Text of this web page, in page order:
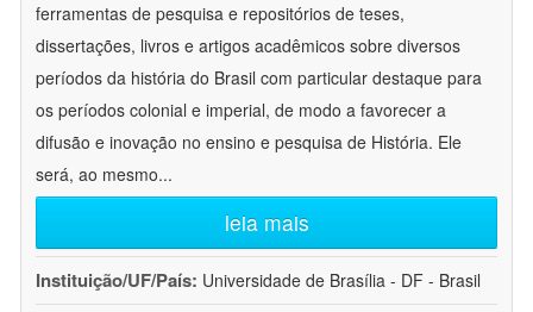
ferramentas de pesquisa e repositórios de teses,
dissertações, livros e artigos acadêmicos sobre diversos
períodos da história do Brasil com particular destaque para
os períodos colonial e imperial, de modo a favorecer a
difusão e inovação no ensino e pesquisa de História. Ele
será, ao mesmo...
leia mais
Instituição/UF/País: Universidade de Brasília - DF - Brasil